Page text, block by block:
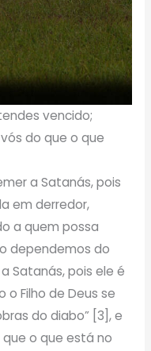
vencido;
do que o que
a Satanás, pois
em derredor,
a quem possa
dependemos do
Satanás, pois ele é
o Filho de Deus se
do diabo” [3], e
o que está no